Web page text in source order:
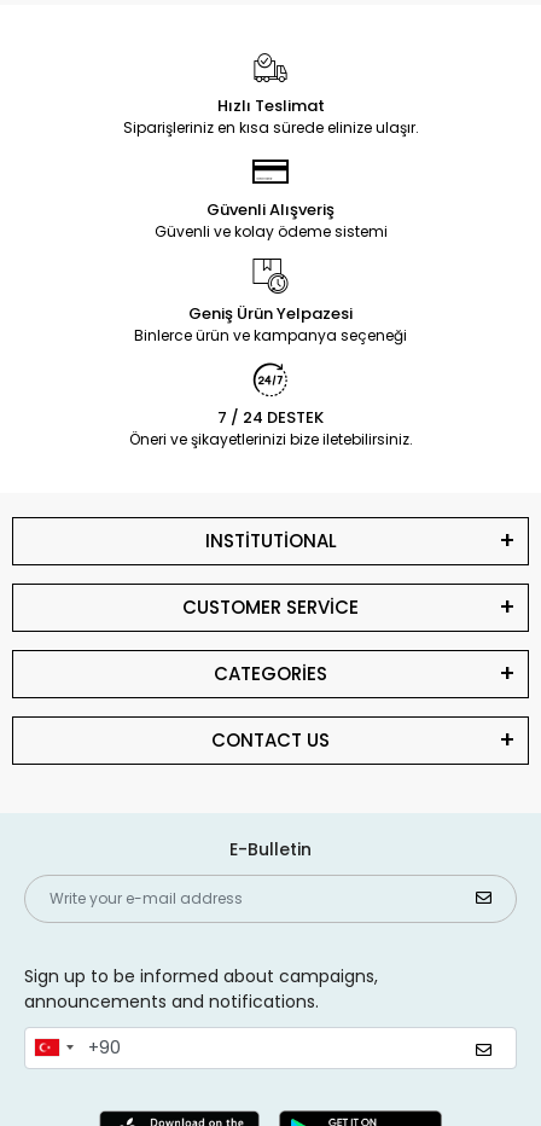
Hızlı Teslimat
Siparişleriniz en kısa sürede elinize ulaşır.
Güvenli Alışveriş
Güvenli ve kolay ödeme sistemi
Geniş Ürün Yelpazesi
Binlerce ürün ve kampanya seçeneği
7 / 24 DESTEK
Öneri ve şikayetlerinizi bize iletebilirsiniz.
INSTİTUTİONAL
CUSTOMER SERVİCE
CATEGORİES
CONTACT US
E-Bulletin
Sign up to be informed about campaigns,
announcements and notifications.